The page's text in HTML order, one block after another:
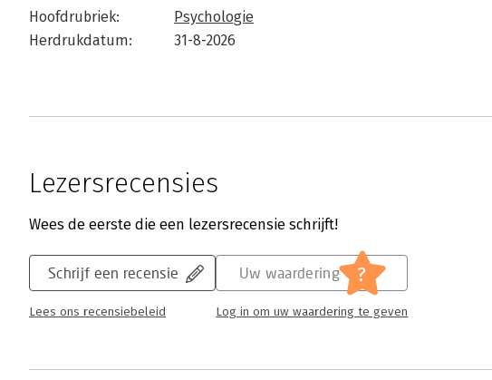
Hoofdrubriek:
Psychologie
Herdrukdatum:
31-8-2026
Lezersrecensies
Wees de eerste die een lezersrecensie schrijft!
Schrijf een recensie
Lees ons recensiebeleid
Uw waardering ?
Log in om uw waardering te geven